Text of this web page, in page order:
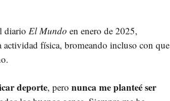
diario El Mundo en enero de 2025,
física, bromeando incluso con que
deporte, pero nunca me planteé ser